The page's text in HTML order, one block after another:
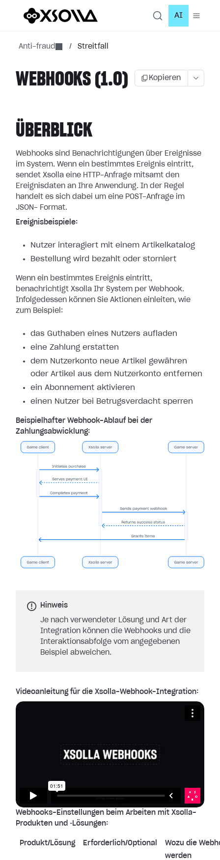
AI
Anti-fraud / Streitfall
WEBHOOKS (1.0) Kopieren
ÜBERBLICK
Webhooks sind Benachrichtigungen über Ereignisse
im System. Wenn ein bestimmtes Ereignis eintritt,
sendet Xsolla eine HTTP-Anfrage mitsamt den
Ereignisdaten an Ihre Anwendung. In der Regel
handelt es sich dabei um eine POST-Anfrage im
JSON- Format.
Ereignisbeispiele:
Nutzer interagiert mit einem Artikelkatalog
Bestellung wird bezahlt oder storniert
Wenn ein bestimmtes Ereignis eintritt,
benachrichtigt Xsolla Ihr System per Webhook.
Infolgedessen können Sie Aktionen einleiten, wie
zum Beispiel:
das Guthaben eines Nutzers aufladen
eine Zahlung erstatten
dem Nutzerkonto neue Artikel gewähren
oder Artikel aus dem Nutzerkonto entfernen
ein Abonnement aktivieren
einen Nutzer bei Betrugsverdacht sperren
Beispielhafter Webhook-Ablauf bei der
Zahlungsabwicklung:
Hinweis
Je nach verwendeter Lösung und Art der
Integration können die Webhooks und die
Interaktionsabfolge vom angegebenen
Beispiel abweichen.
Videoanleitung für die Xsolla-Webhook-Integration:
Webhooks-Einstellungen beim Arbeiten mit Xsolla-
Produkten und ‑Lösungen:
Produkt/Lösung Erforderlich/Optional
Wozu die
werden